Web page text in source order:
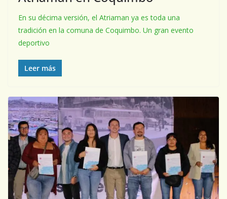
En su décima versión, el Atriaman ya es toda una
tradición en la comuna de Coquimbo. Un gran evento
deportivo
Leer más